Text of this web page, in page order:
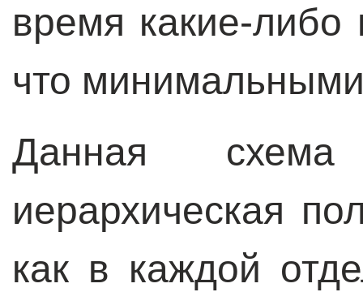
время какие-
что
Данная схема
иерархическая
как в каждой